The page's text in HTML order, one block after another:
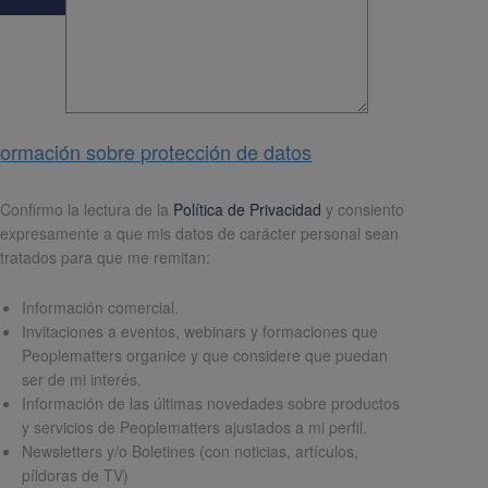
sobre protección de datos
Confirmo la lectura de la Política de Privacidad y consiento
expresamente a que mis datos de carácter personal sean
tratados para que me remitan:
Información comercial.
Invitaciones a eventos, webinars y formaciones que
Peoplematters organice y que considere que puedan
ser de mi interés.
Información de las últimas novedades sobre productos
y servicios de Peoplematters ajustados a mi perfil.
Newsletters y/o Boletines (con noticias, artículos,
píldoras de TV)